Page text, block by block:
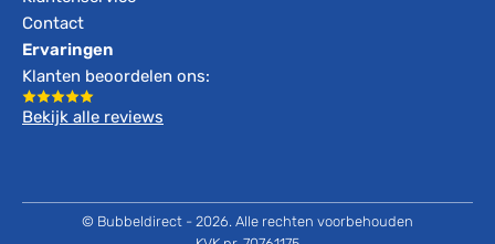
Contact
Ervaringen
Klanten beoordelen ons:
Bekijk alle reviews
© Bubbeldirect - 2026. Alle rechten voorbehouden